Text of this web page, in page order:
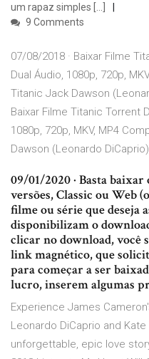
um rapaz simples […]
9 Comments
07/08/2018 · Baixar Filme
Dual Áudio, 1080p, 720p,
Titanic Jack Dawson
Baixar Filme Titanic Torrent
1080p, 720p, MKV, MP4
Dawson (Leonardo
09/01/2020 · Basta
versões, Classic ou Web
filme ou série que deseja
disponibilizam o
clicar no download, você
link magnético, que
para começar a ser
lucro, inserem algumas
Experience James
Leonardo DiCaprio and
unforgettable, epic love